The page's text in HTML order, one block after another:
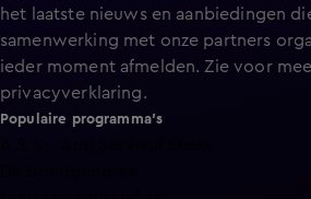
het laatste nieuws en aanbiedingen
samenwerking met onze partners
ieder moment afmelden. Zie voor
privacyverklaring.
Populaire programma's